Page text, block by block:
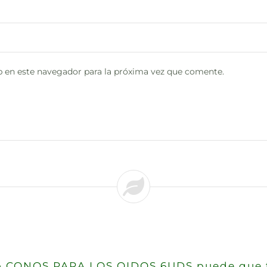
este navegador para la próxima vez que comente.